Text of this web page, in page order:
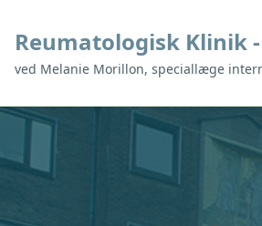
Reumatologisk Klinik
ved Melanie Morillon, speciallæge